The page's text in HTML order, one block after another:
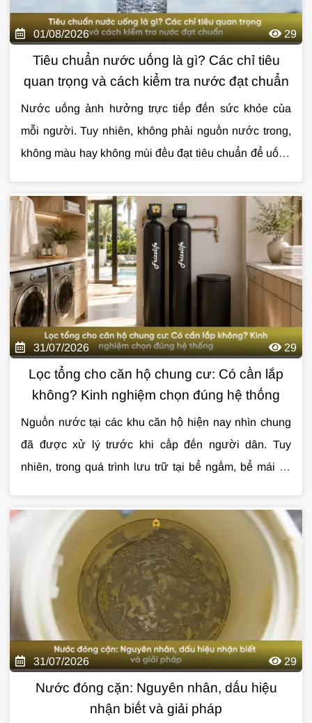
01/08/2026 29
Tiêu chuẩn nước uống là gì? Các chỉ tiêu
quan trọng và cách kiểm tra nước đạt chuẩn
Nước uống ảnh hưởng trực tiếp đến sức khỏe của
mỗi người. Tuy nhiên, không phải nguồn nước trong,
không màu hay không mùi đều đạt tiêu chuẩn để uống
giúp bạn đánh giá chất lượng nguồn nước và lựa
chọn giải pháp xử lý phù hợp.
nước uốngqua bài viết dưới đây.
31/07/2026 29
Lọc tổng cho căn hộ chung cư: Có cần lắp
không? Kinh nghiệm chọn đúng hệ thống
Nguồn nước tại các khu căn hộ hiện nay nhìn chung
đã được xử lý trước khi cấp đến người dân. Tuy
nhiên, trong quá trình lưu trữ tại bể ngầm, bể mái và
bị lẫn cặn, clo dư, mùi khó chịu hoặc kim loại từ
đường ống cũ. Đây là lý do ngày càng nhiều gia đình
quan tâm đếnlọc tổng cho căn hộ chung cưđể
nâng cao chất lượng nước sinh hoạt hàng ngày.
cho căn hộ chung cư, những lợi ích thực tế, cách
lựa chọn hệ thống phù hợp và các lưu ý quan trọng
trước khi lắp đặt qua bài viết dưới đây.
31/07/2026 29
Nước đóng cặn: Nguyên nhân, dấu hiệu
nhận biết và giải pháp